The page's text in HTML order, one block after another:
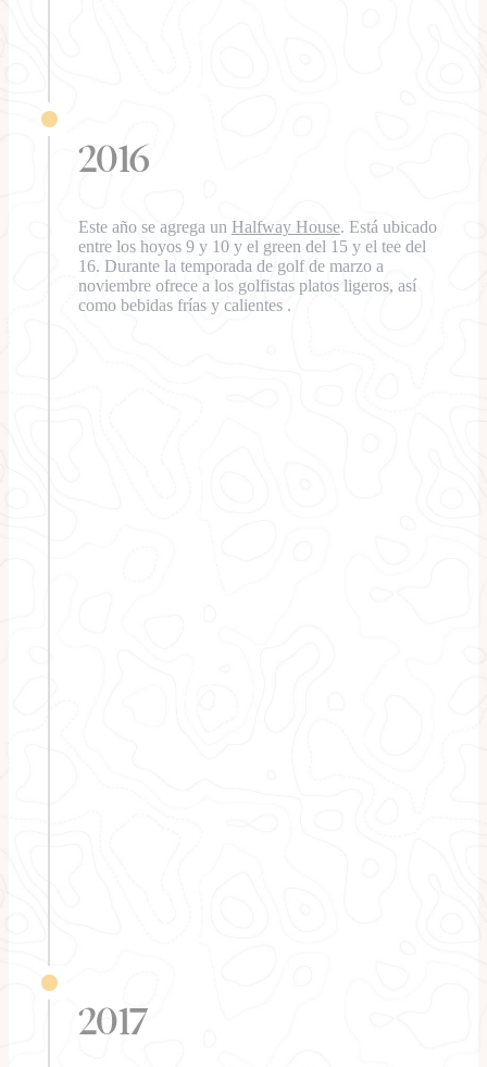
2016
Este año se agrega un Halfway House. Está ubicado
entre los hoyos 9 y 10 y el green del 15 y el tee del
16. Durante la temporada de golf de marzo a
noviembre ofrece a los golfistas platos ligeros, así
como bebidas frías y calientes .
2017